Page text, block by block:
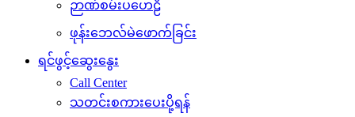
ဉာဏ်စမ်းပဟေဠိ
ဖုန်းဘေလ်မဲဖောက်ခြင်း
ရင်ဖွင့်ဆွေးနွေး
Call Center
သတင်းစကားပေးပို့ရန်